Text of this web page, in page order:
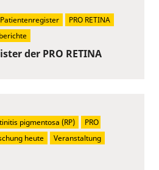
der PRO RETINA
Patientenregister
PRO RETINA
pigmentosa (RP)
PRO
heute
Veranstaltung